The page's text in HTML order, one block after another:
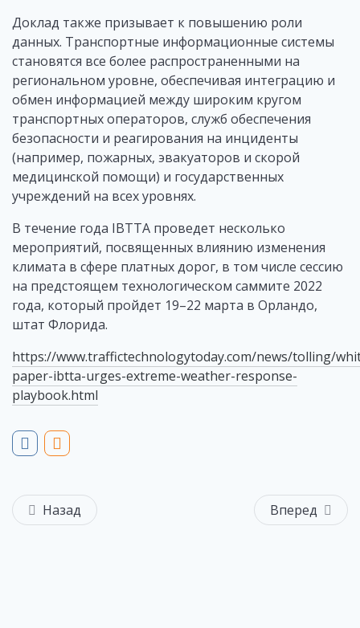
Доклад также призывает к повышению роли
данных. Транспортные информационные системы
становятся все более распространенными на
региональном уровне, обеспечивая интеграцию и
обмен информацией между широким кругом
транспортных операторов, служб обеспечения
безопасности и реагирования на инциденты
(например, пожарных, эвакуаторов и скорой
медицинской помощи) и государственных
учреждений на всех уровнях.
В течение года IBTTA проведет несколько
мероприятий, посвященных влиянию изменения
климата в сфере платных дорог, в том числе сессию
на предстоящем технологическом саммите 2022
года, который пройдет 19–22 марта в Орландо,
штат Флорида.
https://www.traffictechnologytoday.com/news/tolling/
paper-ibtta-urges-extreme-weather-response-
playbook.html
Назад Вперед